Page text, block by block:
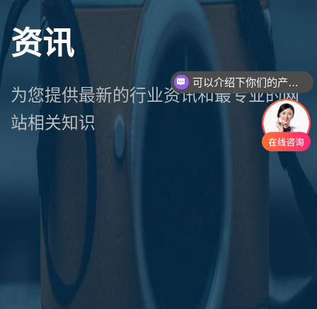
资讯
为您提供最新的行业资讯和最专业的网
站相关知识
你们是怎么收费的呢